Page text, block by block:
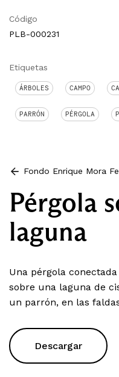
Código
PLB-000231
Etiquetas
ÁRBOLES CAMPO
PARRÓN PÉRGOLA
Fondo Enrique Mora
Pérgola
laguna
Una pérgola
sobre una laguna de
un parrón, en las
Descargar